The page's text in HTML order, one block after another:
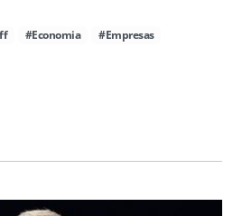
#Economia
#Empresas